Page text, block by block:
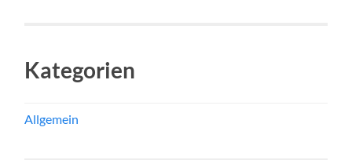
Kategorien
Allgemein